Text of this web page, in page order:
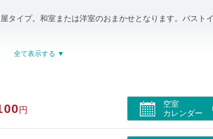
タイプ。和室または洋室のおまかせとなります。バストイ
円
空室
カレンダー